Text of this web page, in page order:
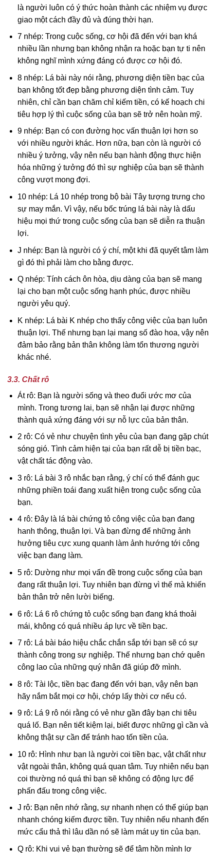
là người luôn có ý thức hoàn thành các nhiệm vụ được
giao một cách đầy đủ và đúng thời hạn.
7 nhép: Trong cuộc sống, cơ hội đã đến với bạn khá
nhiều lần nhưng bạn không nhận ra hoặc bạn tự ti nên
không nghĩ mình xứng đáng có được cơ hội đó.
8 nhép: Lá bài này nói rằng, phương diện tiền bạc của
bạn không tốt đẹp bằng phương diện tình cảm. Tuy
nhiên, chỉ cần bạn chăm chỉ kiếm tiền, có kế hoạch chi
tiêu hợp lý thì cuộc sống của bạn sẽ trở nên hoàn mỹ.
9 nhép: Bạn có con đường học vấn thuận lợi hơn so
với nhiều người khác. Hơn nữa, bạn còn là người có
nhiều ý tưởng, vậy nên nếu bạn hành động thực hiện
hóa những ý tưởng đó thì sự nghiệp của bạn sẽ thành
công vượt mong đợi.
10 nhép: Lá 10 nhép trong bộ bài Tây tượng trưng cho
sự may mắn. Vì vậy, nếu bốc trúng lá bài này là dấu
hiệu mọi thứ trong cuộc sống của bạn sẽ diễn ra thuận
lợi.
J nhép: Bạn là người có ý chí, một khi đã quyết tâm làm
gì đó thì phải làm cho bằng được.
Q nhép: Tính cách ôn hòa, dịu dàng của bạn sẽ mang
lại cho bạn một cuộc sống hạnh phúc, được nhiều
người yêu quý.
K nhép: Lá bài K nhép cho thấy công việc của bạn luôn
thuận lợi. Thế nhưng bạn lại mang số đào hoa, vậy nên
đảm bảo rằng bản thân không làm tổn thương người
khác nhé.
3.3. Chất rô
Át rô: Bạn là người sống và theo đuổi ước mơ của
mình. Trong tương lai, bạn sẽ nhận lại được những
thành quả xứng đáng với sự nỗ lực của bản thân.
2 rô: Có vẻ như chuyện tình yêu của bạn đang gặp chút
sóng gió. Tình cảm hiện tại của bạn rất dễ bị tiền bạc,
vật chất tác động vào.
3 rô: Lá bài 3 rô nhắc bạn rằng, ý chí có thể đánh gục
những phiền toái đang xuất hiện trong cuộc sống của
bạn.
4 rô: Đây là lá bài chứng tỏ công việc của bạn đang
hanh thông, thuận lợi. Và bạn đừng để những ảnh
hưởng tiêu cực xung quanh làm ảnh hướng tới công
việc bạn đang làm.
5 rô: Dường như mọi vấn đề trong cuộc sống của bạn
đang rất thuận lợi. Tuy nhiên bạn đừng vì thế mà khiến
bản thân trở nên lười biếng.
6 rô: Lá 6 rô chứng tỏ cuộc sống bạn đang khá thoải
mái, không có quá nhiều áp lực về tiền bạc.
7 rô: Lá bài báo hiệu chắc chắn sắp tới bạn sẽ có sự
thành công trong sự nghiệp. Thế nhưng bạn chớ quên
công lao của những quý nhân đã giúp đỡ mình.
8 rô: Tài lộc, tiền bạc đang đến với bạn, vậy nên bạn
hãy nắm bắt mọi cơ hội, chớp lấy thời cơ nếu có.
9 rô: Lá 9 rô nói rằng có vẻ như gần đây bạn chi tiêu
quá lố. Bạn nên tiết kiệm lại, biết được những gì cần và
không thật sự cần để tránh hao tốn tiền của.
10 rô: Hình như bạn là người coi tiền bạc, vật chất như
vật ngoài thân, không quá quan tâm. Tuy nhiên nếu bạn
coi thường nó quá thì bạn sẽ không có động lực để
phấn đấu trong công việc.
J rô: Bạn nên nhớ rằng, sự nhanh nhẹn có thể giúp bạn
nhanh chóng kiếm được tiền. Tuy nhiên nếu nhanh đến
mức cẩu thả thì lâu dần nó sẽ làm mát uy tin của bạn.
Q rô: Khi vui vẻ bạn thường sẽ để tâm hồn mình lơ